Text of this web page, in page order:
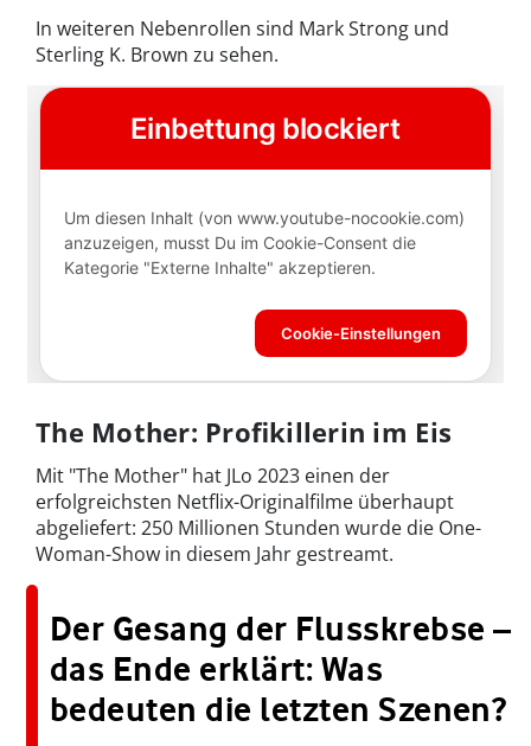
In weiteren Nebenrollen sind Mark Strong und
Sterling K. Brown zu sehen.
The Mother: Profikillerin im Eis
Mit "The Mother" hat JLo 2023 einen der
erfolgreichsten Netflix-Originalfilme überhaupt
abgeliefert: 250 Millionen Stunden wurde die One-
Woman-Show in diesem Jahr gestreamt.
Der Gesang der Flusskrebse –
das Ende erklärt: Was
bedeuten die letzten Szenen?